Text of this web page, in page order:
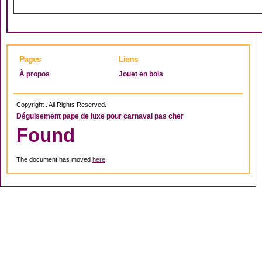
Pages
À propos
Liens
Jouet en bois
Copyright . All Rights Reserved.
Déguisement pape de luxe pour carnaval pas cher
Found
The document has moved here